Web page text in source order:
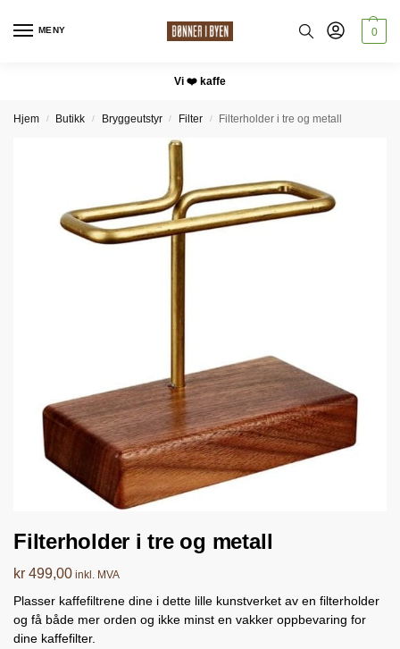
MENY 0
Vi ❤️ kaffe
Hjem / Butikk / Bryggeutstyr / Filter / Filterholder i tre og metall
Filterholder i tre og metall
kr 499,00 inkl. MVA
Plasser kaffefiltrene dine i dette lille kunstverket av en filterholder
og få både mer orden og ikke minst en vakker oppbevaring for
dine kaffefilter.